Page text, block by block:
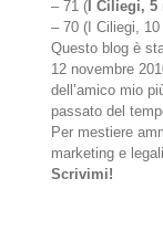
– 71 ( I Ciliegi,
– 70 (I Ciliegi,
Questo blog è
12 novembre
dell’amico mio
passato del
Per mestiere
marketing e
Scrivimi!